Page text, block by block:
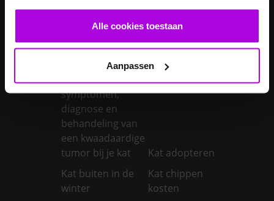
Alle cookies toestaan
Aanpassen
Je konijn laten
castreren
Je konijn laten
steriliseren
Je konijnen
Kanker bij katten:
symptomen,
diagnose en
behandeling van
een kwaadaardige
tumor bij je kat
Kat adopteren
Kat buiten in de
winter
Kat chippen
kosten